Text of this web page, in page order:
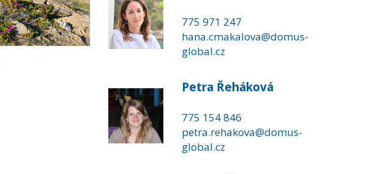
775 971 247
hana.cmakalova@domus-
global.cz
Petra Řeháková
775 154 846
petra.rehakova@domus-
global.cz